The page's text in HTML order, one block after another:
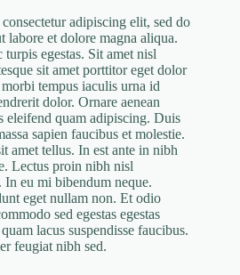
adipiscing elit, sed do
labore et dolore magna aliqua.
turpis egestas. Sit amet nisl
sit amet porttitor eget dolor
tempus iaculis urna id
dolor. Ornare aenean
eleifend quam adipiscing. Duis
sapien faucibus et molestie.
amet tellus. In est ante in nibh
Lectus proin nibh nisl
eu mi bibendum neque.
eget nullam non. Et odio
sed egestas egestas
lacus suspendisse faucibus.
feugiat nibh sed.